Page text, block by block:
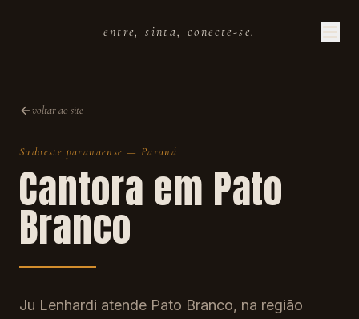
entre, sinta, conecte-se.
voltar ao site
Sudoeste paranaense — Paraná
Cantora em Pato
Branco
Ju Lenhardi atende Pato Branco, na região